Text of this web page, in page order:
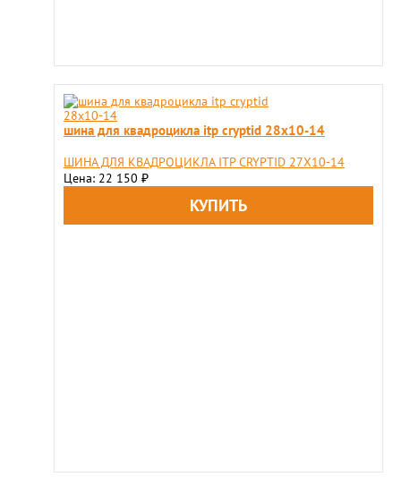
шина для квадроцикла itp cryptid 28x10-14
ШИНА ДЛЯ КВАДРОЦИКЛА ITP CRYPTID 27X10-14
Цена: 22 150 ₽